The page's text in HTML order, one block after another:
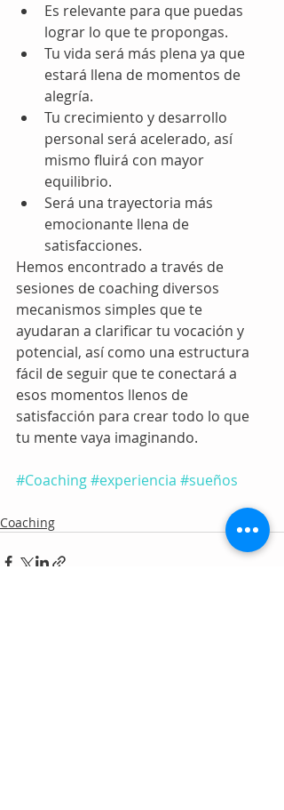
Es relevante para que puedas
lograr lo que te propongas.
Tu vida será más plena ya que
estará llena de momentos de
alegría.
Tu crecimiento y desarrollo
personal será acelerado, así
mismo fluirá con mayor
equilibrio.
Será una trayectoria más
emocionante llena de
satisfacciones.
Hemos encontrado a través de
sesiones de coaching diversos
mecanismos simples que te
ayudaran a clarificar tu vocación y
potencial, así como una estructura
fácil de seguir que te conectará a
esos momentos llenos de
satisfacción para crear todo lo que
tu mente vaya imaginando.
#Coaching#experiencia #sueños
Coaching